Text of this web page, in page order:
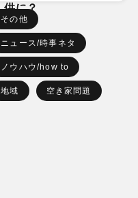
供に？
その他
ニュース/時事ネタ
ノウハウ/how to
地域 空き家問題